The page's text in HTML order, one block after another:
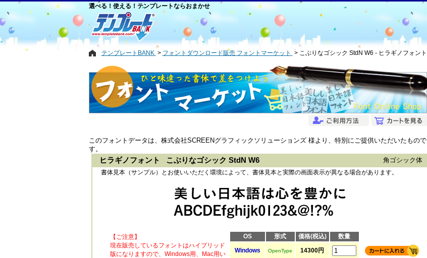
選べる！使える！テンプレートならおまかせ
テンプレートBANK フォントダウンロード販売 フォントマーケット こぶりなゴシック StdN W6 - ヒラギノフォント
このフォントデータは、株式会社SCREENグラフィックソリューションズ 様より、特別にご提供いただいたもので
す。
ヒラギノフォント こぶりなゴシック StdN W6 角ゴシック体
書体見本（サンプル）とお使いいただく環境によって、書体見本と実際の画面表示が異なる場合があります。
【ご注意】
現在販売しているフォントはハイブリッド
版になりますので、Windows用、Mac用い
OS 形式 価格(税込)
数量
Windows
OpenType 14300円